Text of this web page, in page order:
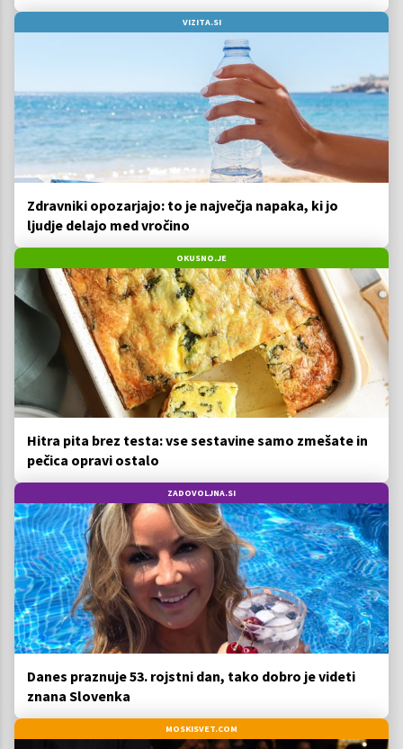
VIZITA.SI
Zdravniki opozarjajo: to je največja napaka, ki jo
ljudje delajo med vročino
OKUSNO.JE
Hitra pita brez testa: vse sestavine samo zmešate in
pečica opravi ostalo
ZADOVOLJNA.SI
Danes praznuje 53. rojstni dan, tako dobro je videti
znana Slovenka
MOSKISVET.COM